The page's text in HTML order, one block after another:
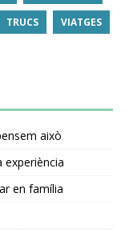
TRUCS VIATGES
això
experiència
en família